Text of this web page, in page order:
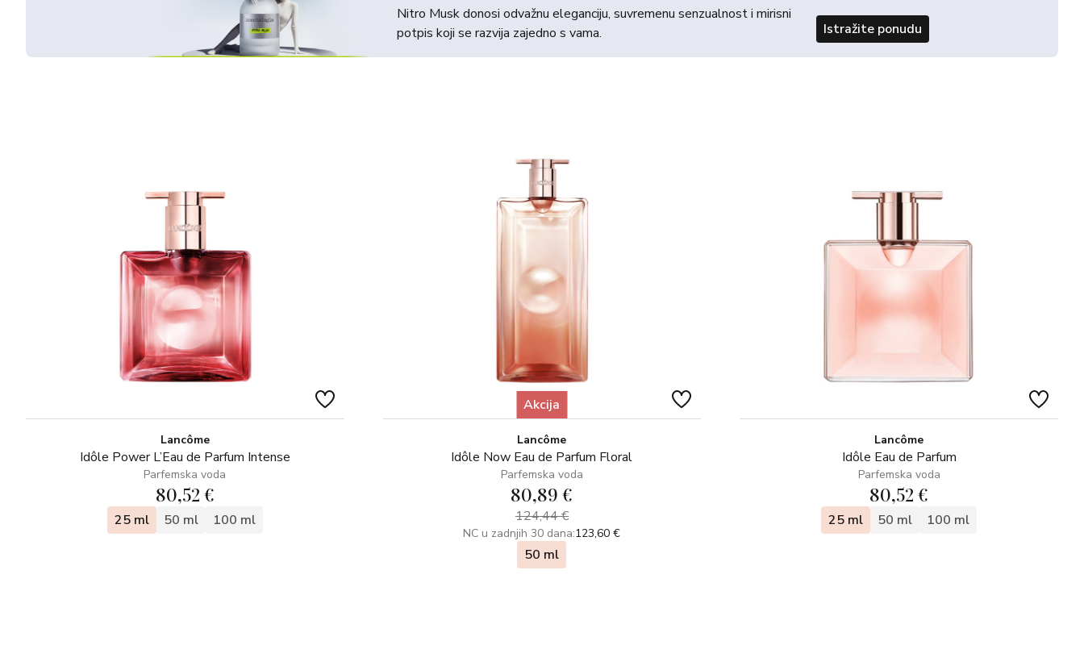
Nitro Musk donosi odvažnu eleganciju, suvremenu senzualnost i mirisni
potpis koji se razvija zajedno s vama.
Istražite ponudu
Lancôme
Idôle Power L’Eau de Parfum Intense
Parfemska voda
80,52 €
25 ml 50 ml 100 ml
Akcija
Lancôme
Idôle Now Eau de Parfum Floral
Parfemska voda
80,89 €
124,44 €
NC u zadnjih 30 dana:123,60 €
50 ml
Lancôme
Idôle Eau de Parfum
Parfemska voda
80,52 €
25 ml 50 ml 100 ml